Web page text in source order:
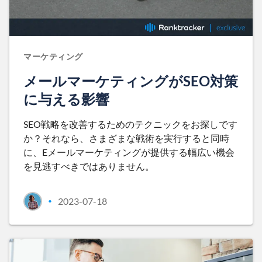
マーケティング
メールマーケティングがSEO対策
に与える影響
SEO戦略を改善するためのテクニックをお探しです
か？それなら、さまざまな戦術を実行すると同時
に、Eメールマーケティングが提供する幅広い機会
を見逃すべきではありません。
• 2023-07-18